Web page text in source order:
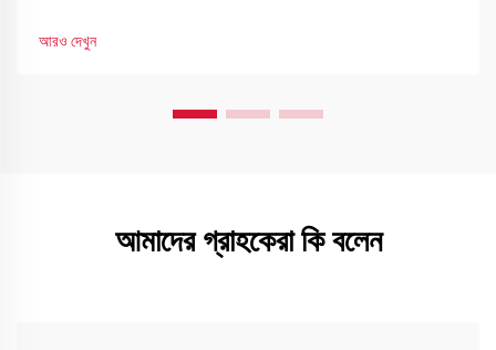
আরও দেখুন
আমাদের গ্রাহকেরা কি বলেন